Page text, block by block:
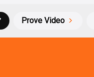
Prove Video